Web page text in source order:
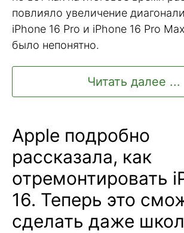
повлияло увеличение
iPhone 16 Pro и iPhone 16 Pro
было непонятно.
Читать далее ...
Apple подробно
рассказала, как
отремонтировать
16. Теперь это
сделать даже